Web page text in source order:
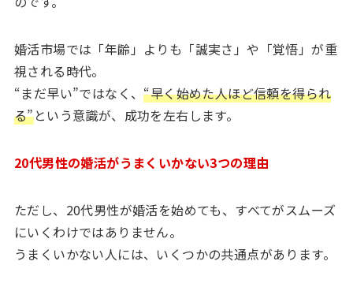
婚活市場では「年齢」よりも「誠実さ」や「覚悟」が重
視される時代。
“まだ早い”ではなく、“早く始めた人ほど信頼を得られ
る”という意識が、成功を左右します。
20代男性の婚活がうまくいかない3つの理由
ただし、20代男性が婚活を始めても、すべてがスムーズ
にいくわけではありません。
うまくいかない人には、いくつかの共通点があります。